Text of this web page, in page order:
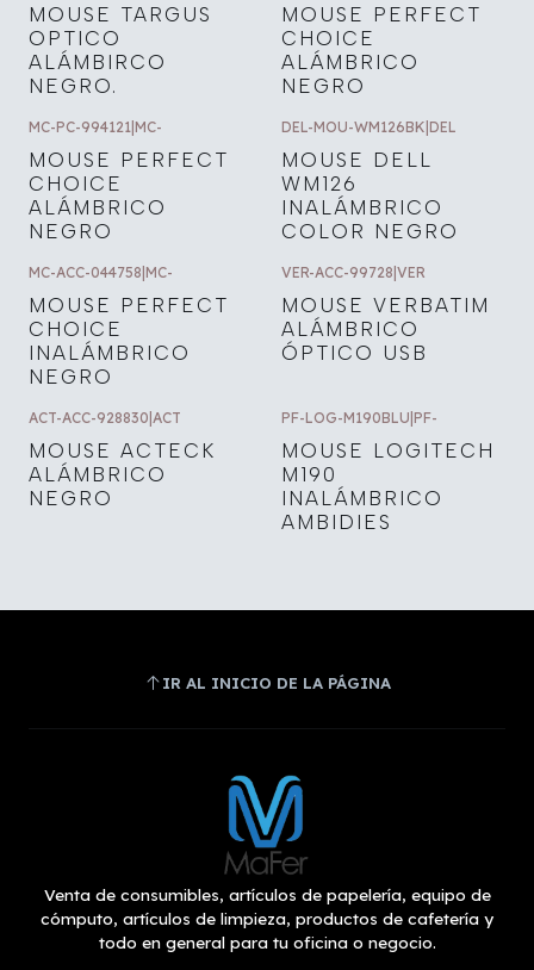
MOUSE TARGUS
OPTICO
ALÁMBIRCO
NEGRO.
MOUSE PERFECT
CHOICE
ALÁMBRICO
NEGRO
MC-PC-994121 MC-
MOUSE PERFECT
CHOICE
ALÁMBRICO
NEGRO
DEL-MOU-WM126BK DEL
MOUSE DELL
WM126
INALÁMBRICO
COLOR NEGRO
MC-ACC-044758 MC-
MOUSE PERFECT
CHOICE
INALÁMBRICO
NEGRO
VER-ACC-99728 VER
MOUSE VERBATIM
ALÁMBRICO
ÓPTICO USB
ACT-ACC-928830 ACT
MOUSE ACTECK
ALÁMBRICO
NEGRO
PF-LOG-M190BLU PF-
MOUSE LOGITECH
M190
INALÁMBRICO
AMBIDIES
IR AL INICIO DE LA PÁGINA
Venta de consumibles, artículos de papelería, equipo de
cómputo, artículos de limpieza, productos de cafetería y
todo en general para tu oficina o negocio.